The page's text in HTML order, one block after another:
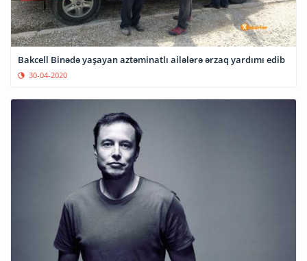
Bakcell Binədə yaşayan aztəminatlı ailələrə ərzaq yardımı edib
30-04-2020